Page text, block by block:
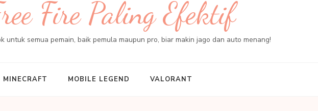
Fire Paling Efektif
semua pemain, baik pemula maupun pro, biar makin jago dan auto menang!
MINECRAFT MOBILE LEGEND VALORANT